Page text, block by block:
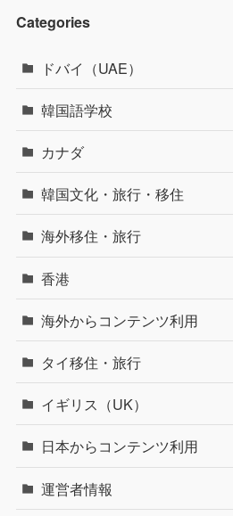
Categories
ドバイ（UAE）
韓国語学校
カナダ
韓国文化・旅行・移住
海外移住・旅行
香港
海外からコンテンツ利用
タイ移住・旅行
イギリス（UK）
日本からコンテンツ利用
運営者情報